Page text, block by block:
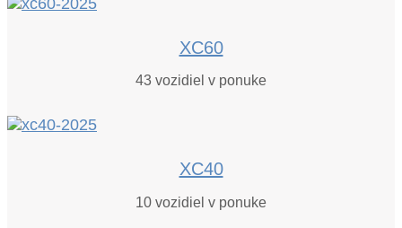
XC60
43 vozidiel v ponuke
XC40
10 vozidiel v ponuke